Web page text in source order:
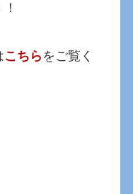
こちら をご覧く